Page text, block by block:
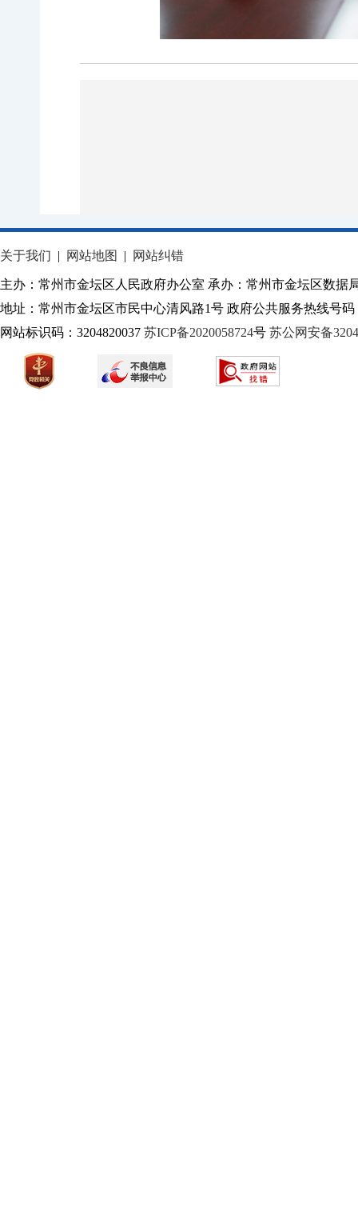
关于我们 | 网站地图 | 网站纠错
主办：常州市金坛区人民政府办公室 承办：常州市金坛区数据
地址：常州市金坛区市民中心清风路1号 政府公共服务热线号码
网站标识码：3204820037 苏ICP备2020058724号 苏公网安备